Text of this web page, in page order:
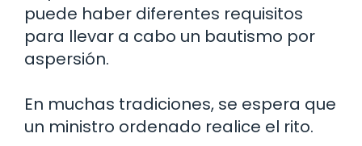
puede haber diferentes requisitos
para llevar a cabo un bautismo por
aspersión.
En muchas tradiciones, se espera que
un ministro ordenado realice el rito.